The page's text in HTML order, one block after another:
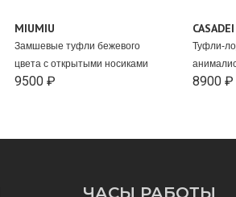
MIUMIU
Замшевые туфли бежевого
цвета с открытыми носиками
9500 ₽
CASADEI
Туфли-
8900 ₽